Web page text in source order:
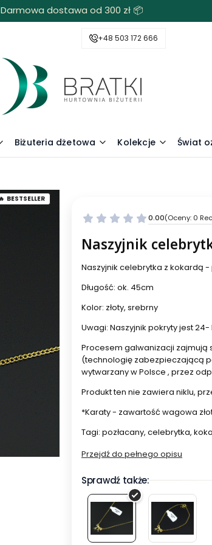
Darmowa dostawa od 300 zł 📦
+48 503 172 666
Biżuteria dżetowa Kolekcje Świat
BESTSELLER
0.00(Oceny: 0
Naszyjnik
Naszyjnik celebrytka z kokardą -
Długość: ok. 45cm
Kolor: złoty, srebrny
Uwagi: Naszyjnik pokryty jest
Procesem galwanizacji zajmują
(technologię zabezpieczającą
wytwarzany w Polsce , przez
Produkt ten nie zawiera niklu,
*Karaty - zawartość wagowa
Tagi: pozłacany, celebrytka,
Przejdź do pełnego opisu
Sprawdź także:
Naszyjnik
celebrytka